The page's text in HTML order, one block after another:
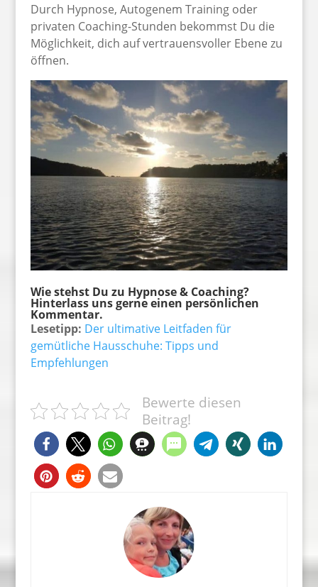
Durch Hypnose, Autogenem Training oder
privaten Coaching-Stunden bekommst Du die
Möglichkeit, dich auf vertrauensvoller Ebene zu
öffnen.
Wie stehst Du zu Hypnose & Coaching?
Hinterlass uns gerne einen persönlichen
Kommentar.
Lesetipp: Der ultimative Leitfaden für
gemütliche Hausschuhe: Tipps und
Empfehlungen
Bewerte diesen
Beitrag!